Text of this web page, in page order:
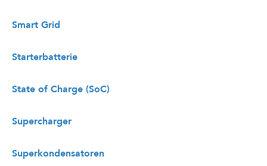
Smart Grid
Starterbatterie
State of Charge (SoC)
Supercharger
Superkondensatoren